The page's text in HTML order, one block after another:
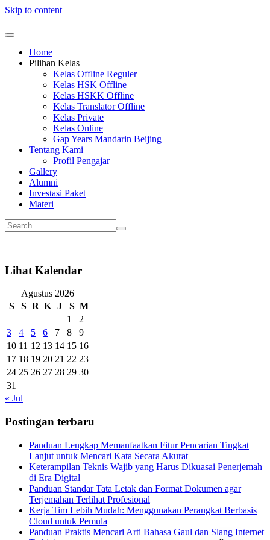
Skip to content
Home
Pilihan Kelas
Kelas Offline Reguler
Kelas HSK Offline
Kelas HSKK Offline
Kelas Translator Offline
Kelas Private
Kelas Online
Gap Years Mandarin Beijing
Tentang Kami
Profil Pengajar
Gallery
Alumni
Investasi Paket
Materi
Lihat Kalendar
Agustus 2026
S
S R K J S M
1
2
3
4 5 6 7 8
9
10 11 12 13 14 15 16
17 18 19 20 21 22 23
24 25 26 27 28 29 30
31
« Jul
Postingan terbaru
Panduan Lengkap Memanfaatkan Fitur Pencarian Tingkat
Lanjut untuk Mencari Kata Secara Akurat
Keterampilan Teknis Wajib yang Harus Dikuasai Penerjemah
di Era Digital
Panduan Standar Tata Letak dan Format Dokumen agar
Terjemahan Terlihat Profesional
Kerja Tim Lebih Mudah: Menggunakan Perangkat Berbasis
Cloud untuk Pemula
Panduan Praktis Mencari Arti Bahasa Gaul dan Slang Internet